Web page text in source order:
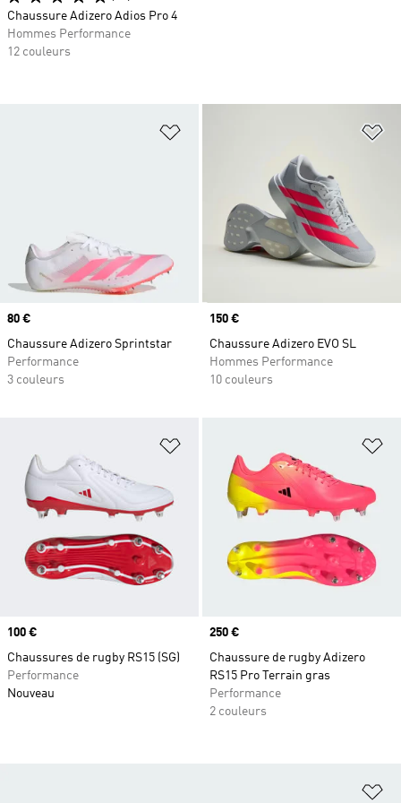
Ajouter à la Liste de produits
Prix
80 €
Chaussure Adizero Sprintstar
Performance
3 couleurs
Prix
150 €
Chaussure Adizero EVO SL
Hommes Performance
10 couleurs
Ajouter à la Liste de produits
Prix
100 €
Chaussures de rugby RS15 (SG)
Performance
Nouveau
Prix
250 €
Chaussure de rugby Adizero
RS15 Pro Terrain gras
Performance
2 couleurs
Chaussure Adizero Adios Pro 4
Hommes Performance
12 couleurs